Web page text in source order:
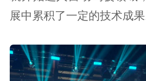
展中累积了一定的技术成果